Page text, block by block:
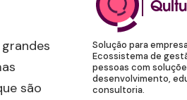
são
Solução para
Ecossistema de
pessoas com
desenvolvimento,
consultoria.